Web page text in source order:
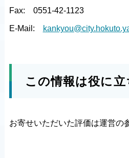
Fax: 0551-42-1123
E-Mail:
この情報は役に立
お寄せいただいた評価は運営の